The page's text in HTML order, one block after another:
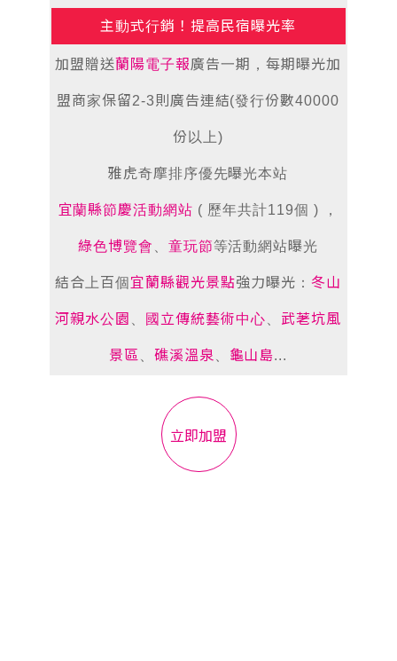
主動式行銷！提高民宿曝光率
加盟贈送蘭陽電子報廣告一期，每期曝光加
盟商家保留2-3則廣告連結(發行份數40000
份以上)
雅虎奇摩排序優先曝光本站
宜蘭縣節慶活動網站 ( 歷年共計119個 ) ，
綠色博覽會 童玩節等活動網站曝光
結合上百個 宜蘭縣觀光景點強力曝光： 冬山
河親水公園 國立傳統藝術中心 武荖坑風
景區 礁溪溫泉 龜山島...